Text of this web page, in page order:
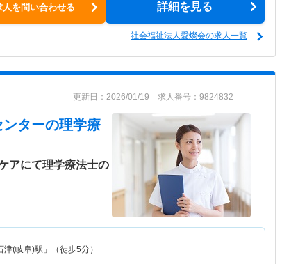
人を問い合わせる 詳細を見る
社会福祉法人愛燦会の求人一覧
更新日：2026/01/19 求人番号：9824832
ターの理学療
アにて理学療法士の
(岐阜)駅」（徒歩5分）